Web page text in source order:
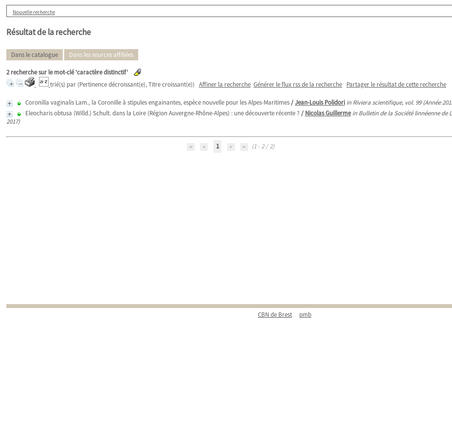
Nouvelle recherche
Résultat de la recherche
Dans le catalogue Dans les sources affiliées
2recherche sur le mot-clé'caractère distinctif'
trié(s) par (Pertinence décroissant(e), Titre croissant(e)) Affiner la recherche Générer le flux rss de la recherche Partager le résultat de cette recherche
Coronilla vaginalis Lam., la Coronille à stipules engainantes, espèce nouvelle pour les Alpes-Maritimes/Jean-Louis Polidori in Riviera scientifique, vol. 99 (Année
Eleocharis obtusa (Willd.) Schult. dans la Loire (Région Auvergne-Rhône-Alpes) : une découverte récente ? / Nicolas Guillerme in Bulletin de la Société linnéenne de
2017)
1 (1 - 2 / 2)
CBN de Brest pmb